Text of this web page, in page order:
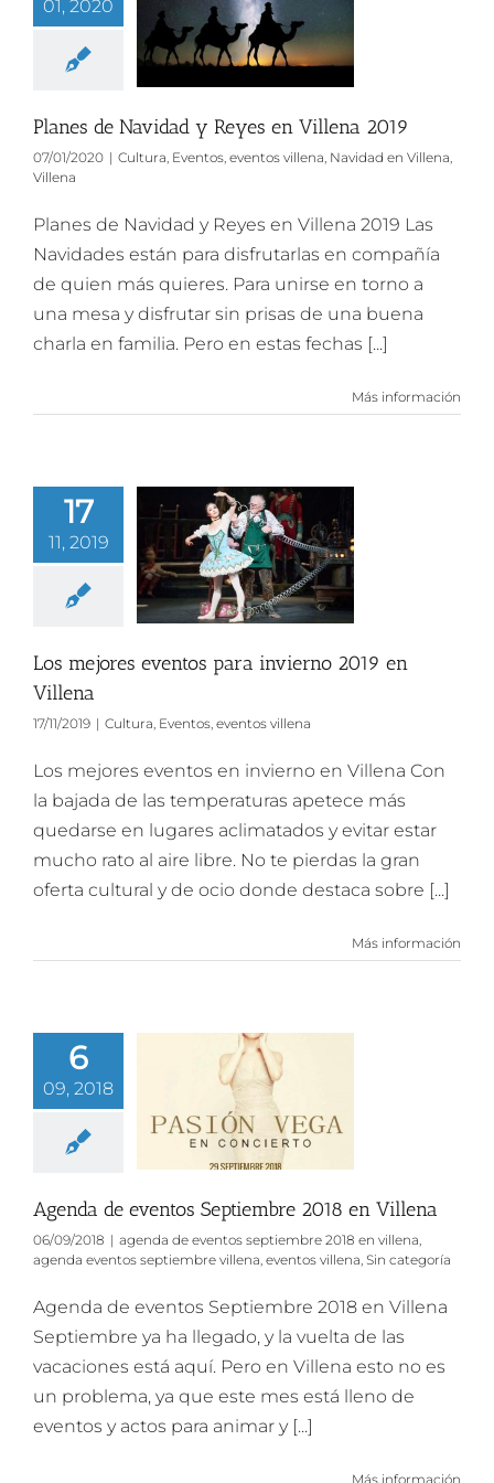
01, 2020
Planes de Navidad y Reyes en Villena 2019
07/01/2020 | Cultura, Eventos, eventos villena, Navidad en Villena,
Villena
Planes de Navidad y Reyes en Villena 2019 Las
Navidades están para disfrutarlas en compañía
de quien más quieres. Para unirse en torno a
una mesa y disfrutar sin prisas de una buena
charla en familia. Pero en estas fechas [...]
Más información
17
11, 2019
Los mejores eventos para invierno 2019 en
Villena
17/11/2019 | Cultura, Eventos, eventos villena
Los mejores eventos en invierno en Villena Con
la bajada de las temperaturas apetece más
quedarse en lugares aclimatados y evitar estar
mucho rato al aire libre. No te pierdas la gran
oferta cultural y de ocio donde destaca sobre [...]
Más información
6
09, 2018
Agenda de eventos Septiembre 2018 en Villena
06/09/2018 | agenda de eventos septiembre 2018 en villena,
agenda eventos septiembre villena, eventos villena, Sin categoría
Agenda de eventos Septiembre 2018 en Villena
Septiembre ya ha llegado, y la vuelta de las
vacaciones está aquí. Pero en Villena esto no es
un problema, ya que este mes está lleno de
eventos y actos para animar y [...]
Más información